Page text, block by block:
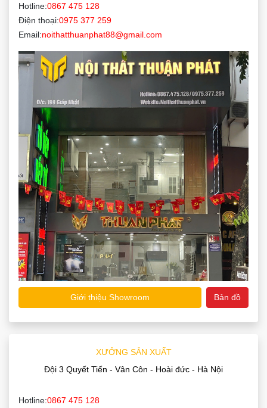
Hotline:0867 475 128
Điện thoại:0975 377 259
Email:noithatthuanphat88@gmail.com
Giới thiệu Showroom Bản đồ
XƯỞNG SẢN XUẤT
Đội 3 Quyết Tiến - Vân Côn - Hoài đức - Hà Nội
Hotline:0867 475 128